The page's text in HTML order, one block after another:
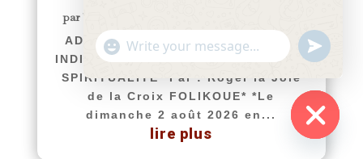
parYawo KLOUSSE
ADIUTORES GAUDII VESTRI" : UN
INDICATEUR, UNE MÉTHODE ET UNE
SPIRITUALITÉ *Par : Roger la Joie
de la Croix FOLIKOUE* *Le
dimanche 2 août 2026 en...
lire plus
"+chaty_settings.lang.emoji_picker+"
WhatsApp
undefined